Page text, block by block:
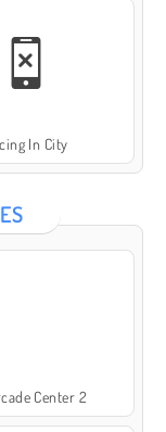
In City
Center 2